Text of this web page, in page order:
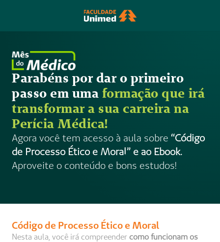
Parabéns por dar o primeiro
passo em uma formação que irá
transformar a sua carreira na
Perícia Médica!
Agora você tem acesso à aula sobre “Código
de Processo Ético e Moral” e ao Ebook.
Aproveite o conteúdo e bons estudos!
Código de Processo Ético e Moral
Nesta aula, você irá compreender como funcionam os